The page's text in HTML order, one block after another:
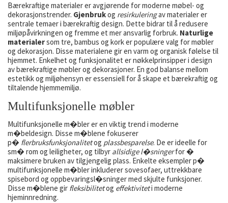
Bærekraftige materialer er avgjørende for moderne møbel- og
dekorasjonstrender. Gjenbrukog resirkuleringav materialer er
sentrale temaer i bærekraftig design. Dette bidrar til å redusere
miljøpåvirkningen og fremme et mer ansvarlig forbruk. Naturlige
materialersom tre, bambus og kork er populære valg for møbler
og dekorasjon. Disse materialene gir en varm og organisk følelse til
hjemmet. Enkelhet og funksjonalitet er nøkkelprinsipper i design
av bærekraftige møbler og dekorasjoner. En god balanse mellom
estetikk og miljøhensyn er essensiell for å skape et bærekraftig og
tiltalende hjemmemiljø.
Multifunksjonelle møbler
Multifunksjonelle m�bler er en viktig trend i moderne
m�beldesign. Disse m�blene fokuserer
p� flerbruksfunksjonalitetog plassbesparelse. De er ideelle for
sm� rom og leiligheter, og tilbyr allsidige l�sningerfor �
maksimere bruken av tilgjengelig plass. Enkelte eksempler p�
multifunksjonelle m�bler inkluderer sovesofaer, uttrekkbare
spisebord og oppbevaringsl�sninger med skjulte funksjoner.
Disse m�blene gir fleksibilitetog effektiviteti moderne
hjeminnredning.